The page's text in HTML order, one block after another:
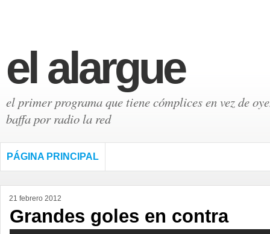
el alargue
el primer programa que tiene cómplices en vez de
baffa por radio la red
PÁGINA PRINCIPAL
21 febrero 2012
Grandes goles en contra